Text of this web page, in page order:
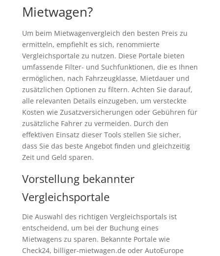
Mietwagen?
Um beim Mietwagenvergleich den besten Preis zu
ermitteln, empfiehlt es sich, renommierte
Vergleichsportale zu nutzen. Diese Portale bieten
umfassende Filter- und Suchfunktionen, die es Ihnen
ermöglichen, nach Fahrzeugklasse, Mietdauer und
zusätzlichen Optionen zu filtern. Achten Sie darauf,
alle relevanten Details einzugeben, um versteckte
Kosten wie Zusatzversicherungen oder Gebühren für
zusätzliche Fahrer zu vermeiden. Durch den
effektiven Einsatz dieser Tools stellen Sie sicher,
dass Sie das beste Angebot finden und gleichzeitig
Zeit und Geld sparen.
Vorstellung bekannter
Vergleichsportale
Die Auswahl des richtigen Vergleichsportals ist
entscheidend, um bei der Buchung eines
Mietwagens zu sparen. Bekannte Portale wie
Check24, billiger-mietwagen.de oder AutoEurope